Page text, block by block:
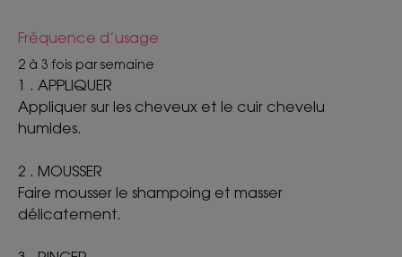
Liquide
Avantage de la texture
Fluide.
Pivoine de Chine
*Test d’usage consommateur – Effets perçus auprès de 70 sujets après
1 utilisation du shampoing liquide.
Fréquence d’usage
2 à 3 fois par semaine
1 . APPLIQUER
Appliquer sur les cheveux et le cuir chevelu
humides.
2 . MOUSSER
Faire mousser le shampoing et masser
délicatement.